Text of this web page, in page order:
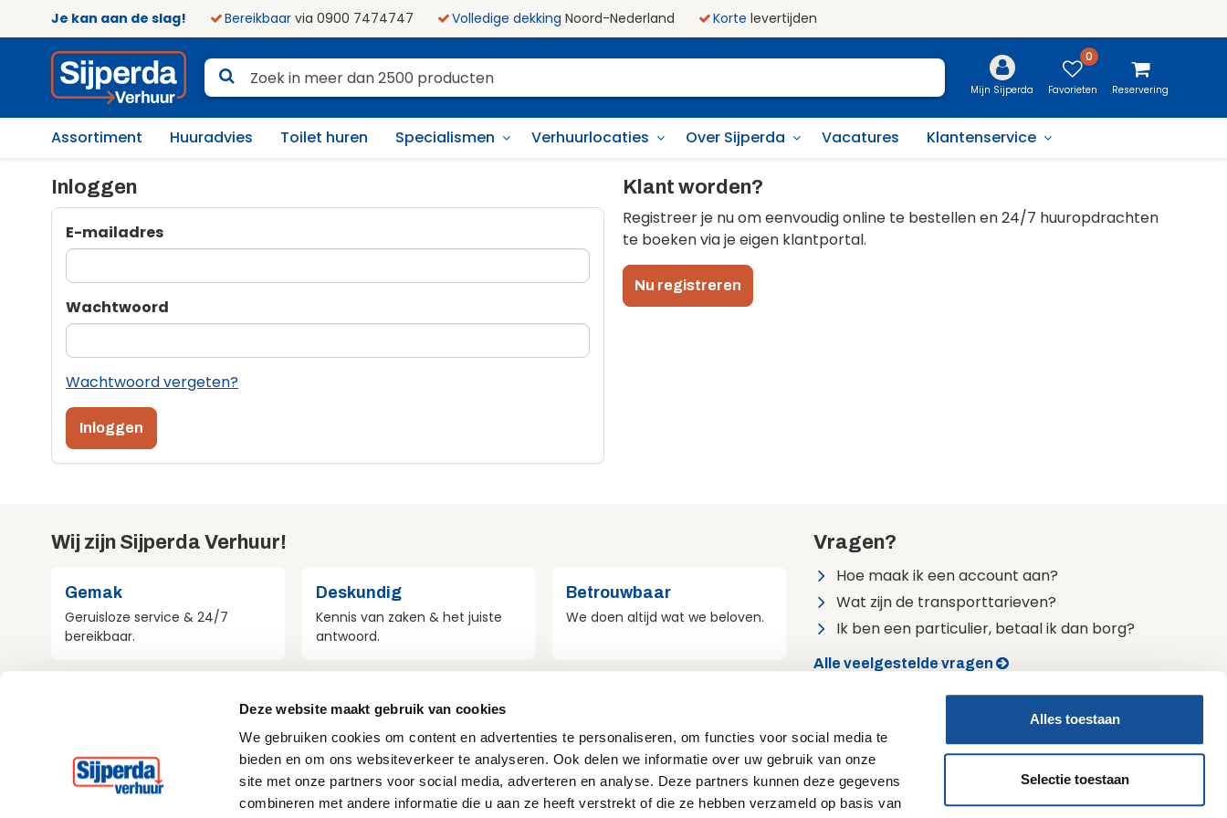
Deze website maakt gebruik van cookies
We gebruiken cookies om content en advertenties te personaliseren, om functies voor social media te
bieden en om ons websiteverkeer te analyseren. Ook delen we informatie over uw gebruik van onze
site met onze partners voor social media, adverteren en analyse. Deze partners kunnen deze gegevens
combineren met andere informatie die u aan ze heeft verstrekt of die ze hebben verzameld op basis van
Alles toestaan
Selectie toestaan
Je kan aan de slag! Bereikbaar via 0900 7474747 Volledige dekking Noord-Nederland Korte levertijden
Mijn Sijperda
0
Favorieten Reservering
Assortiment Huuradvies Toilet huren Specialismen Verhuurlocaties Over Sijperda Vacatures Klantenservice
Inloggen
E-mailadres
Wachtwoord
Wachtwoord vergeten?
Inloggen
Klant worden?
Registreer je nu om eenvoudig online te bestellen en 24/7 huuropdrachten
te boeken via je eigen klantportal.
Nu registreren
Wij zijn Sijperda Verhuur!
Gemak
Geruisloze service & 24/7
bereikbaar.
Deskundig
Kennis van zaken & het juiste
antwoord.
Betrouwbaar
We doen altijd wat we beloven.
Milieubewust
Aandacht voor duurzaamheid
bij alles wat we doen.
Veiligheid voor mens, materieel
en omgeving.
Vragen?
Hoe maak ik een account aan?
Wat zijn de transporttarieven?
Ik ben een particulier, betaal ik dan borg?
Alle veelgestelde vragen